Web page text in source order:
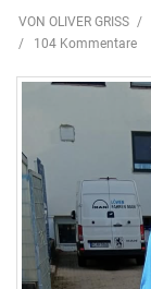
VON OLIVER GRISS
104 Kommentare